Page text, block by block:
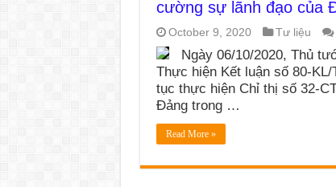
cường sự lãnh đạo của
October 9, 2020 Tư liệu
Ngày 06/10/2020, Thủ
Thực hiện Kết luận số 80-
tục thực hiện Chỉ thị số 32-
Đảng trong …
Read More »